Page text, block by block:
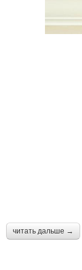
читать дальше →